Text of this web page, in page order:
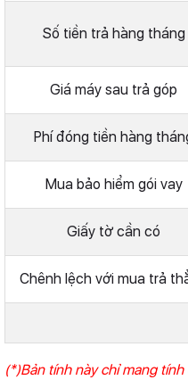
Số tiền trả hàng tháng
Giá máy sau trả góp
Phí đóng tiền hàng
Mua bảo hiểm gói vay
Giấy tờ cần có
Chênh lệch với mua trả
(*)Bản tính này chỉ mang